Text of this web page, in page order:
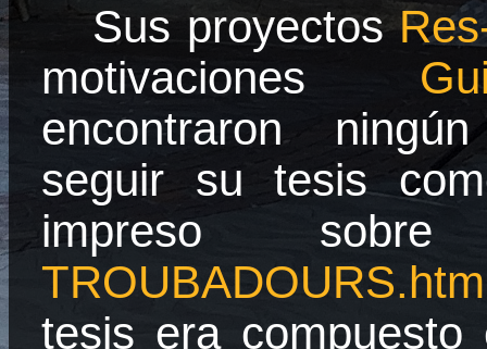
Sus proyectos
motivaciones
encontraron
seguir su tesis
impreso sobre
TROUBADOURS.htm
tesis era compuesto